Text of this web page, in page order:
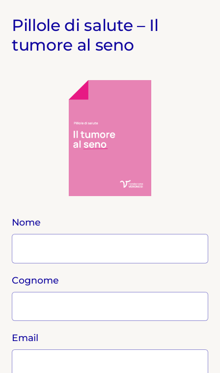
Pillole di salute – Il
tumore al seno
Nome
Cognome
Email